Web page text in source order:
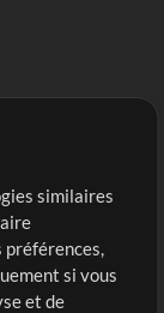
similaires
préférences,
si vous
et de